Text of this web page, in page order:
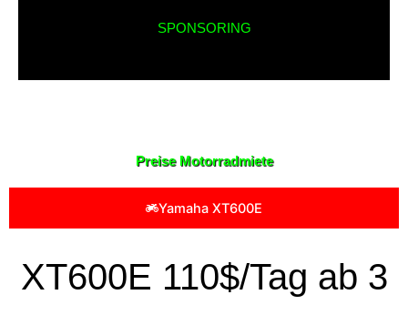
SPONSORING
Preise Motorradmiete
Yamaha XT600E
XT600E 110$/Tag ab 3